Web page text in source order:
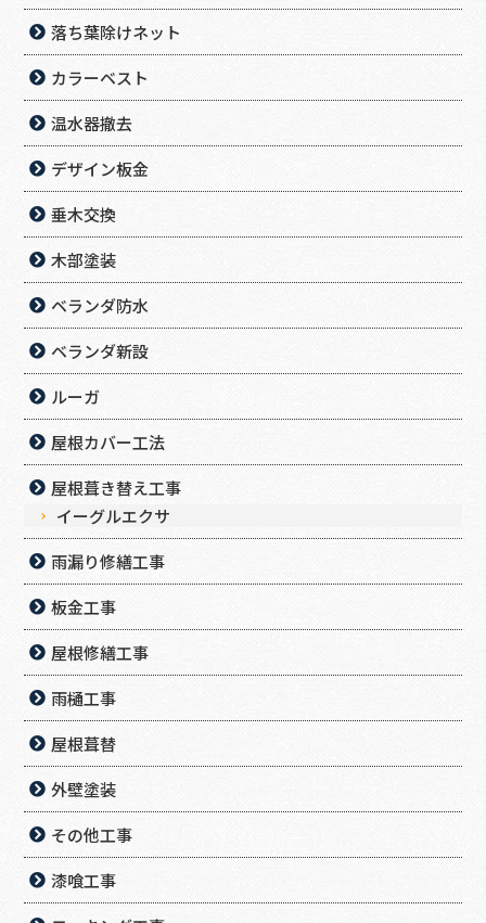
落ち葉除けネット
カラーベスト
温水器撤去
デザイン板金
垂木交換
木部塗装
ベランダ防水
ベランダ新設
ルーガ
屋根カバー工法
屋根葺き替え工事
イーグルエクサ
雨漏り修繕工事
板金工事
屋根修繕工事
雨樋工事
屋根葺替
外壁塗装
その他工事
漆喰工事